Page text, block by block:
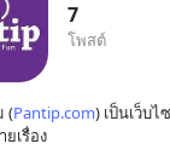
7
โพสต์
(Pantip.com) เป็นเว็บ
เรื่อง